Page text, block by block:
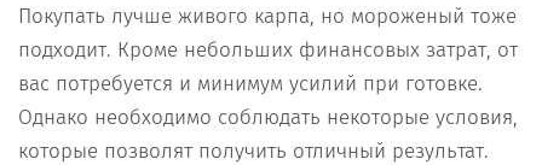
Покупать лучше живого карпа, но мороженый тоже
подходит. Кроме небольших финансовых затрат, от
вас потребуется и минимум усилий при готовке.
Однако необходимо соблюдать некоторые условия,
которые позволят получить отличный результат.